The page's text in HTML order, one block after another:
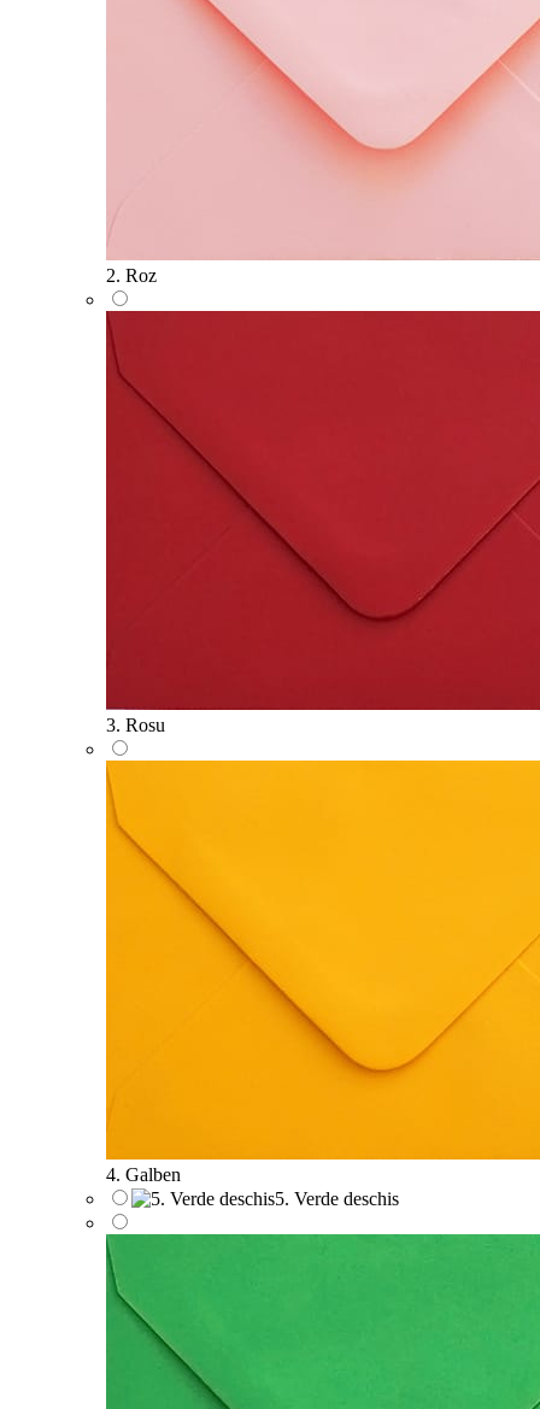
2. Roz
3. Rosu
4. Galben
5. Verde deschis